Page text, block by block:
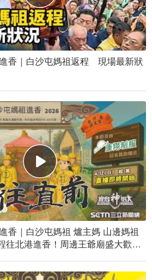
香｜白沙屯媽祖返程 現場最新狀
香｜白沙屯媽祖 爐主媽 山邊媽祖
往北港進香！周邊王爺廟盛大歡